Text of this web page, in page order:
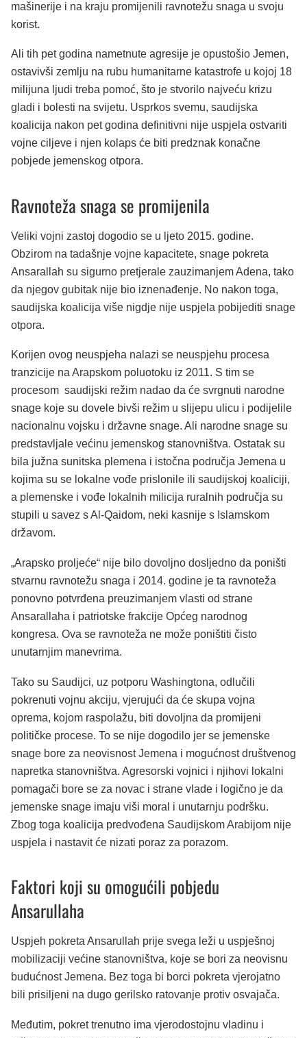
mašinerije i na kraju promijenili ravnotežu snaga u svoju
korist.
Ali tih pet godina nametnute agresije je opustošio Jemen,
ostavivši zemlju na rubu humanitarne katastrofe u kojoj 18
milijuna ljudi treba pomoć, što je stvorilo najveću krizu
gladi i bolesti na svijetu. Usprkos svemu, saudijska
koalicija nakon pet godina definitivni nije uspjela ostvariti
vojne ciljeve i njen kolaps će biti predznak konačne
pobjede jemenskog otpora.
Ravnoteža snaga se promijenila
Veliki vojni zastoj dogodio se u ljeto 2015. godine.
Obzirom na tadašnje vojne kapacitete, snage pokreta
Ansarallah su sigurno pretjerale zauzimanjem Adena, tako
da njegov gubitak nije bio iznenađenje. No nakon toga,
saudijska koalicija više nigdje nije uspjela pobijediti snage
otpora.
Korijen ovog neuspjeha nalazi se neuspjehu procesa
tranzicije na Arapskom poluotoku iz 2011. S tim se
procesom saudijski režim nadao da će svrgnuti narodne
snage koje su dovele bivši režim u slijepu ulicu i podijelile
nacionalnu vojsku i državne snage. Ali narodne snage su
predstavljale većinu jemenskog stanovništva. Ostatak su
bila južna sunitska plemena i istočna područja Jemena u
kojima su se lokalne vođe prislonile ili saudijskoj koaliciji,
a plemenske i vođe lokalnih milicija ruralnih područja su
stupili u savez s Al-Qaidom, neki kasnije s Islamskom
državom.
„Arapsko proljeće“ nije bilo dovoljno dosljedno da poništi
stvarnu ravnotežu snaga i 2014. godine je ta ravnoteža
ponovno potvrđena preuzimanjem vlasti od strane
Ansarallaha i patriotske frakcije Općeg narodnog
kongresa. Ova se ravnoteža ne može poništiti čisto
unutarnjim manevrima.
Tako su Saudijci, uz potporu Washingtona, odlučili
pokrenuti vojnu akciju, vjerujući da će skupa vojna
oprema, kojom raspolažu, biti dovoljna da promijeni
političke procese. To se nije dogodilo jer se jemenske
snage bore za neovisnost Jemena i mogućnost društvenog
napretka stanovništva. Agresorski vojnici i njihovi lokalni
pomagači bore se za novac i strane vlade i logično je da
jemenske snage imaju viši moral i unutarnju podršku.
Zbog toga koalicija predvođena Saudijskom Arabijom nije
uspjela i nastavit će nizati poraz za porazom.
Faktori koji su omogućili pobjedu
Ansarullaha
Uspjeh pokreta Ansarullah prije svega leži u uspješnoj
mobilizaciji većine stanovništva, koje se bori za neovisnu
budućnost Jemena. Bez toga bi borci pokreta vjerojatno
bili prisiljeni na dugo gerilsko ratovanje protiv osvajača.
Međutim, pokret trenutno ima vjerodostojnu vladinu i